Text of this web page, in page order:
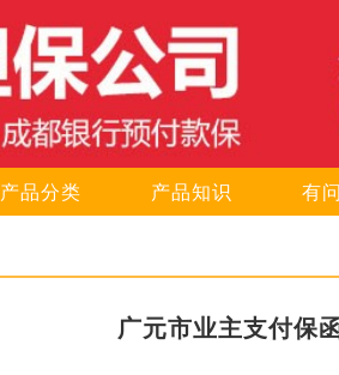
产品分类 产品知识 有
广元市业主支付保